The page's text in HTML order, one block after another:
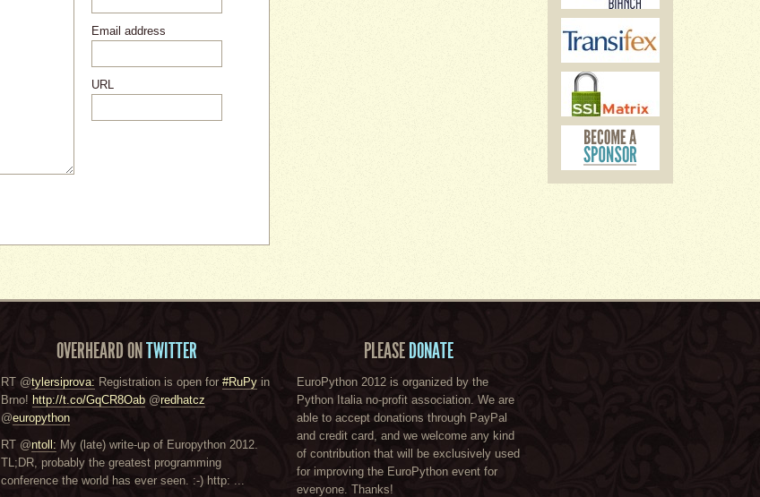
Email address
URL
OVERHEARD ON TWITTER
RT @tylersiprova: Registration is open for #RuPy in
Brno! http://t.co/GqCR8Oab @redhatcz
@europython
RT @ntoll: My (late) write-up of Europython 2012.
TL;DR, probably the greatest programming
conference the world has ever seen. :-) http: ...
PLEASE DONATE
EuroPython 2012 is organized by the
Python Italia no-profit association. We are
able to accept donations through PayPal
and credit card, and we welcome any kind
of contribution that will be exclusively used
for improving the EuroPython event for
everyone. Thanks!